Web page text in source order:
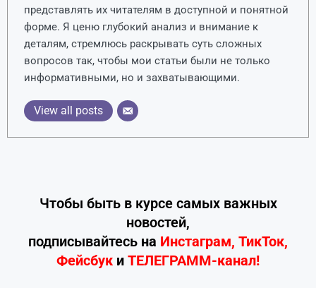
представлять их читателям в доступной и понятной
форме. Я ценю глубокий анализ и внимание к
деталям, стремлюсь раскрывать суть сложных
вопросов так, чтобы мои статьи были не только
информативными, но и захватывающими.
View all posts
Чтобы быть в курсе самых важных
новостей,
подписывайтесь на Инстаграм, ТикТок,
Фейсбук и ТЕЛЕГРАММ-канал!